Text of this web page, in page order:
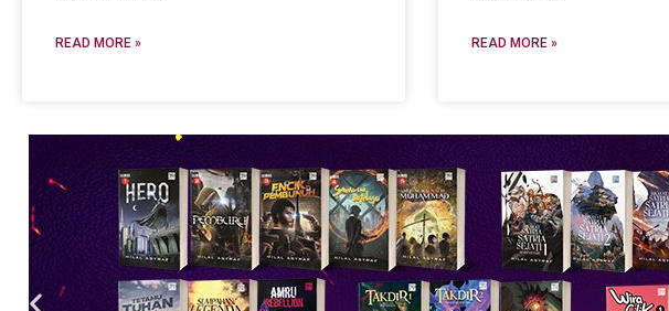
READ MORE » READ MORE »